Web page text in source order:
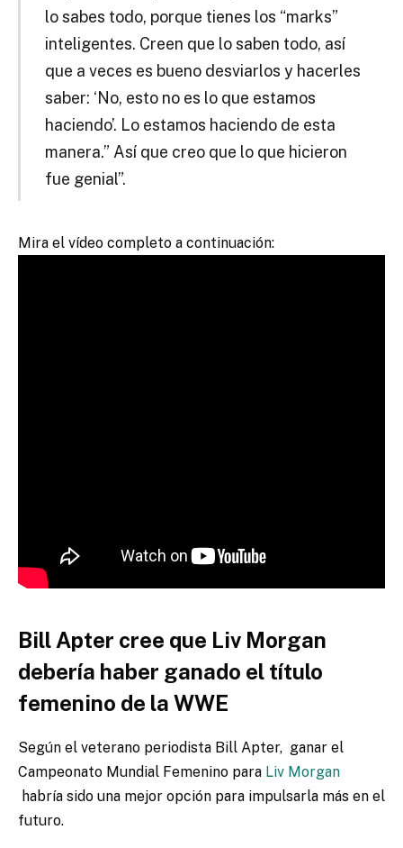
lo sabes todo, porque tienes los “marks”
inteligentes. Creen que lo saben todo, así
que a veces es bueno desviarlos y hacerles
saber: ‘No, esto no es lo que estamos
haciendo’. Lo estamos haciendo de esta
manera.” Así que creo que lo que hicieron
fue genial”.
Mira el vídeo completo a continuación:
Bill Apter cree que Liv Morgan
debería haber ganado el título
femenino de la WWE
Según el veterano periodista Bill Apter, ganar el
Campeonato Mundial Femenino para Liv Morgan
habría sido una mejor opción para impulsarla más en el
futuro.